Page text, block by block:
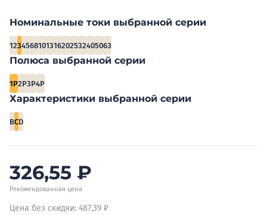
Номинальные токи выбранной серии
1234568101316202532405063
Полюса выбранной серии
1P2P3P4P
Характеристики выбранной серии
BCD
326,55 ₽
Рекомендованная цена
Цена без скидки: 487,39 ₽